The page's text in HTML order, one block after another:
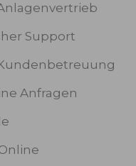
Support
Anfragen